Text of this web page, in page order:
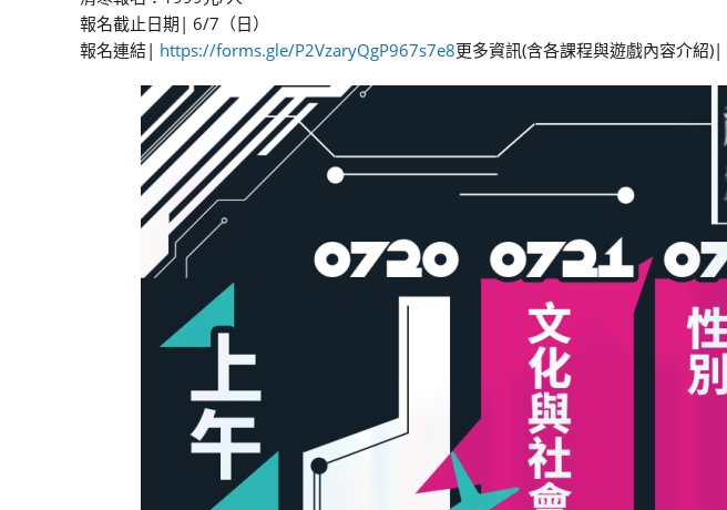
報名截止日期| 6/7（日）
報名連結| https://forms.gle/P2VzaryQgP967s7e8更多資訊(含各課程與遊戲內容介紹)|